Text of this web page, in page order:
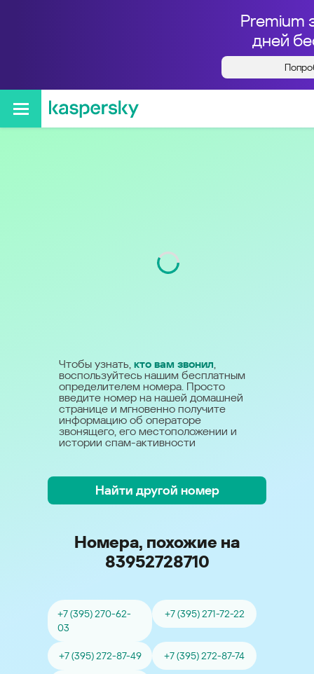
Premium
дней
Кто звонил с номера
+73952728710
Чтобы узнать, кто вам звонил,
воспользуйтесь нашим бесплатным
определителем номера. Просто
введите номер на нашей домашней
странице и мгновенно получите
информацию об операторе
звонящего, его местоположении и
истории спам-активности
Найти другой номер
Номера, похожие на
83952728710
+7 (395) 270-62-
03
+7 (395) 271-72-22
+7 (395) 272-87-49 +7 (395) 272-87-74